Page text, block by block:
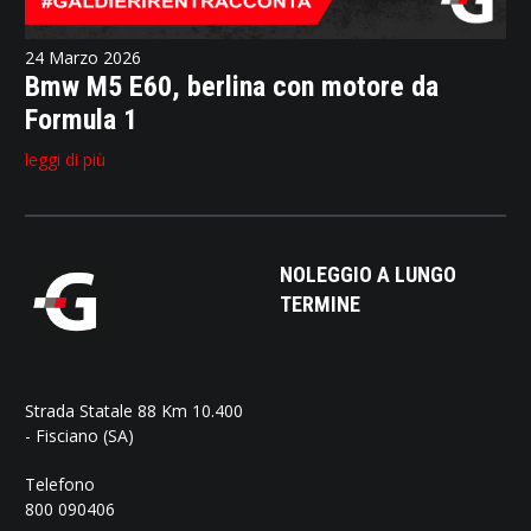
24 Marzo 2026
Bmw M5 E60, berlina con motore da
Formula 1
leggi di più
Strada Statale 88 Km 10.400
- Fisciano (SA)
Telefono
800 090406
NOLEGGIO A LUNGO
TERMINE